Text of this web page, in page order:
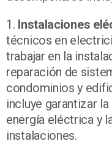
1. Instalaciones
técnicos en
trabajar en la
reparación de
condominios y
incluye garantizar
energía eléctrica y
instalaciones.